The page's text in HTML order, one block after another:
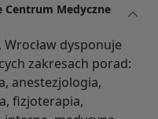
Centrum Medyczne
dysponuje
zakresach porad:
anestezjologia,
fizjoterapia,